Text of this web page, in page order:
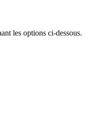
les options ci-dessous.